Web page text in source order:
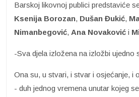
Barskoj likovnoj publici predstaviće
Ksenija Borozan, Dušan Đukić,
Nimanbegović, Ana Novaković i
-Sva djela izložena na izložbi ujedno
Ona su, u stvari, i stvar i osjećanje, i
- duh jednog vremena unutar kojeg